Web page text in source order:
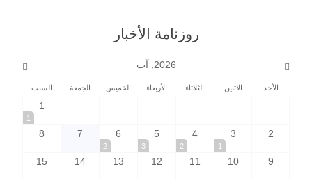
روزنامة الأخبار
2026, آب
الأحد الاثنين الثلاثاء الأربعاء الخميس الجمعة السبت
1
1
2
3
1
4
2
5
3
6
2
7
8
9
10
11
12
13
14
15